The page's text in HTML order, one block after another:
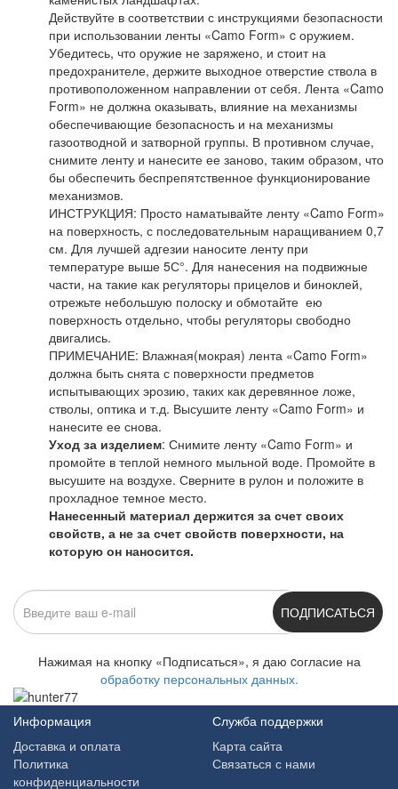
Действуйте в соответствии с инструкциями безопасности
при использовании ленты «Camo Form» c оружием.
Убедитесь, что оружие не заряжено, и стоит на
предохранителе, держите выходное отверстие ствола в
противоположенном направлении от себя. Лента «Camo
Form» не должна оказывать, влияние на механизмы
обеспечивающие безопасность и на механизмы
газоотводной и затворной группы. В противном случае,
снимите ленту и нанесите ее заново, таким образом, что
бы обеспечить беспрепятственное функционирование
механизмов.
ИНСТРУКЦИЯ: Просто наматывайте ленту «Camo Form»
на поверхность, с последовательным наращиванием 0,7
см. Для лучшей адгезии наносите ленту при
температуре выше 5С°. Для нанесения на подвижные
части, на такие как регуляторы прицелов и биноклей,
отрежьте небольшую полоску и обмотайте ею
поверхность отдельно, чтобы регуляторы свободно
двигались.
ПРИМЕЧАНИЕ: Влажная(мокрая) лента «Camo Form»
должна быть снята с поверхности предметов
испытывающих эрозию, таких как деревянное ложе,
стволы, оптика и т.д. Высушите ленту «Camo Form» и
нанесите ее снова.
Уход за изделием: Снимите ленту «Camo Form» и
промойте в теплой немного мыльной воде. Промойте в
высушите на воздухе. Сверните в рулон и положите в
прохладное темное место.
Нанесенный материал держится за счет своих
свойств, а не за счет свойств поверхности, на
которую он наносится.
ПОДПИСАТЬСЯ
Нажимая на кнопку «Подписаться», я даю cогласие на
обработку персональных данных.
Информация
Доставка и оплата
Политика
конфиденциальности
Служба поддержки
Карта сайта
Связаться с нами